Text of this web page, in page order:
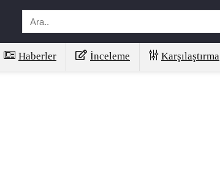
Haberler İnceleme Karşılaştırma